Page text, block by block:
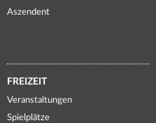
Aszendent
FREIZEIT
Veranstaltungen
Spielplätze